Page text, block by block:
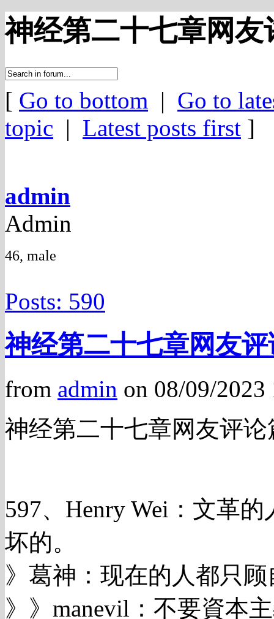
神经第二十七章网友
[ Go to bottom | Go to
topic | Latest posts first ]
admin
Admin
46, male
Posts: 590
神经第二十七章网友
from admin on 08/09/
神经第二十七章网友评论
597、Henry Wei：文革
坏的。
》葛神：现在的人都只
》》manevil：不要資本